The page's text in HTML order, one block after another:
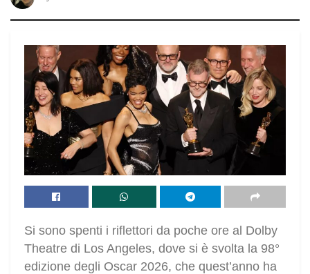
Si sono spenti i riflettori da poche ore al Dolby
Theatre di Los Angeles, dove si è svolta la 98°
edizione degli Oscar 2026, che quest’anno ha